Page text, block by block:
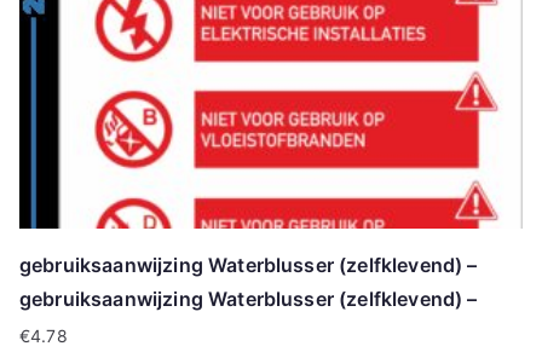
gebruiksaanwijzing Waterblusser (zelfklevend) –
gebruiksaanwijzing Waterblusser (zelfklevend) –
€4.78